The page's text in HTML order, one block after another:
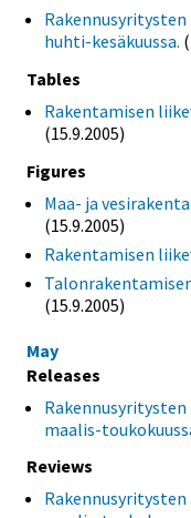
huhti-kesäkuussa.
Tables
Rakentamisen
(15.9.2005)
Figures
Maa- ja
(15.9.2005)
Rakentamisen
(15.9.2005)
May
Releases
maalis-
Reviews